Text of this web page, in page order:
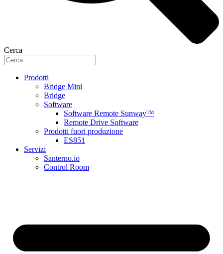
Cerca
Prodotti
Bridge Mini
Bridge
Software
Software Remote Sunway™
Remote Drive Software
Prodotti fuori produzione
ES851
Servizi
Santerno.io
Control Room